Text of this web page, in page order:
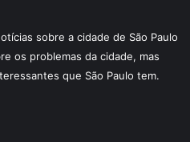
sobre a cidade de São Paulo
os problemas da cidade, mas
que São Paulo tem.